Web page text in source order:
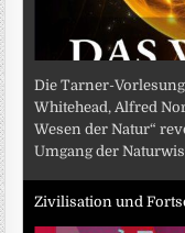
Die Tarner-
Whitehead, Alfred
Wesen der Natur“
Umgang der
Zivilisation und